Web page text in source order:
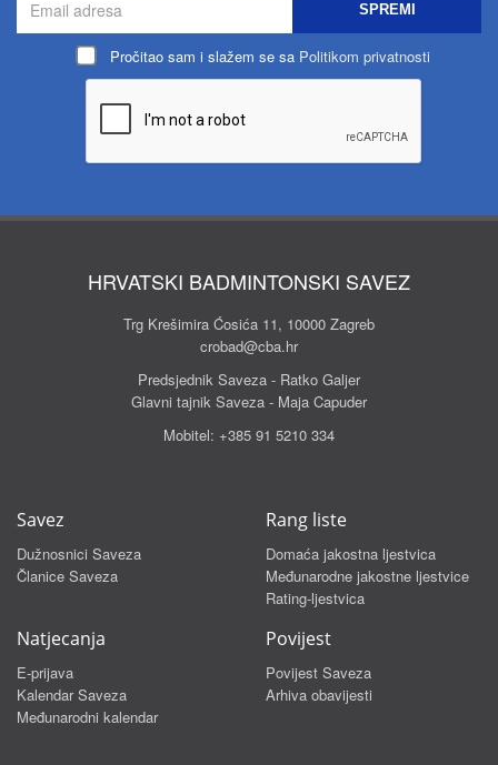
SPREMI
Pročitao sam i slažem se sa Politikom privatnosti
HRVATSKI BADMINTONSKI SAVEZ
Trg Krešimira Ćosića 11, 10000 Zagreb
crobad@cba.hr
Predsjednik Saveza - Ratko Galjer
Glavni tajnik Saveza - Maja Capuder
Mobitel: +385 91 5210 334
Savez
Dužnosnici Saveza
Članice Saveza
Rang liste
Domaća jakostna ljestvica
Međunarodne jakostne ljestvice
Rating-ljestvica
Natjecanja
E-prijava
Kalendar Saveza
Međunarodni kalendar
Povijest
Povijest Saveza
Arhiva obavijesti